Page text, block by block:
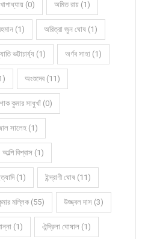
(0) অমিত রায় (1)
(1) অরিত্রা জুন ঘোষ (1)
ভট্টাচার্য্য (1) অর্ণব সাহা (1)
অংশুদেব (11)
কুমার সাধুখাঁ (0)
সালেহ (1)
আল্পি বিশ্বাস (1)
(1) ইন্দ্রাণী ঘোষ (11)
মল্লিক (55) উজ্জ্বল দাস (3)
(1) ঐন্দ্রিলা ঘোষাল (1)